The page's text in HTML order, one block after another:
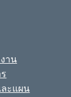
าน
ะแผน